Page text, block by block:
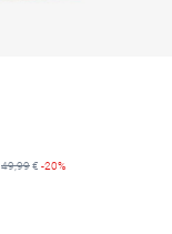
49,99€ -20%